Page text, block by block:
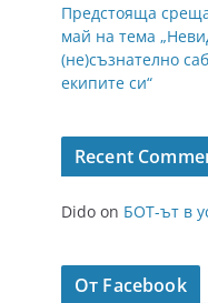
Предстояща
май на тема
(не)съзнателно
екипите си“
Recent
Dido on БОТ-ът в
От Facebook